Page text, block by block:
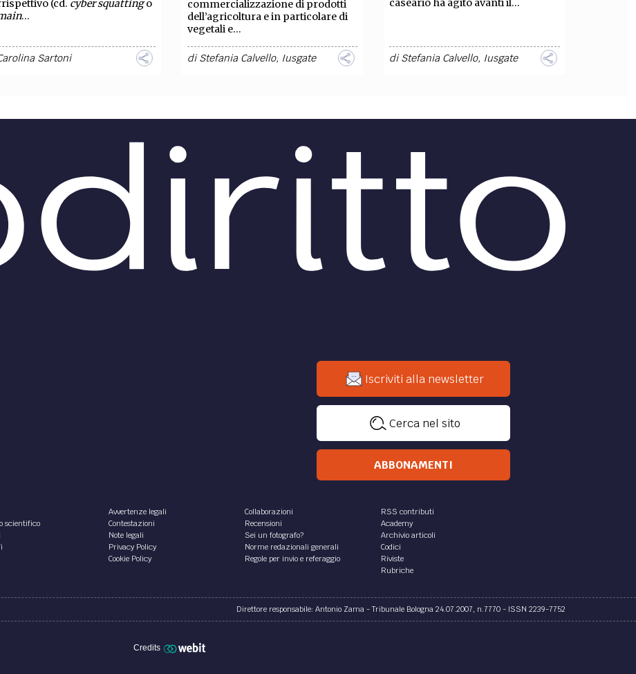
(cd. cyber squattingo
...
Sartoni
commercializzazione di prodotti
dell’agricoltura e in particolare di
vegetali e...
diStefania Calvello, Iusgate
caseario ha agito avanti il...
diStefania Calvello, Iusgate
società produttrice di
ha creato un elenco di
di clienti corredato da
sull’affidabilità degli
Tale elenco, già...
rinomato non sempre
dell’identico nome a
dominio
Premessa
distintivo in qualsiasi forma, e
quindi anche come domain...
di una battaglia ideologica e
culturale che sembra consumarsi
soprattutto nei tribunali.
di Bologna: concorrenza
Con la recente ordinanza del 6
febbraio 2017, il Tribunale di